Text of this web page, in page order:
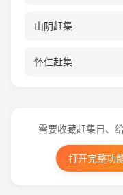
山阴赶集
怀仁赶集
需要收藏赶集日、
打开完整功